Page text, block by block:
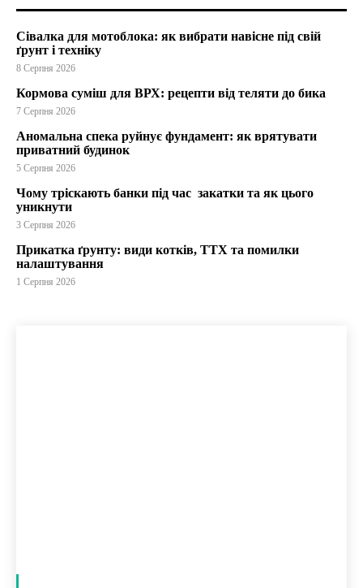
Сівалка для мотоблока: як вибрати навісне під свій
ґрунт і техніку
8 Серпня 2026
Кормова суміш для ВРХ: рецепти від теляти до бика
7 Серпня 2026
Аномальна спека руйнує фундамент: як врятувати
приватний будинок
5 Серпня 2026
Чому тріскають банки під час закатки та як цього
уникнути
3 Серпня 2026
Прикатка ґрунту: види котків, ТТХ та помилки
налаштування
1 Серпня 2026